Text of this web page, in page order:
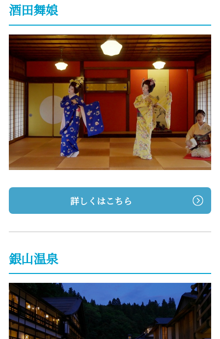
酒田舞娘
詳しくはこちら
銀山温泉